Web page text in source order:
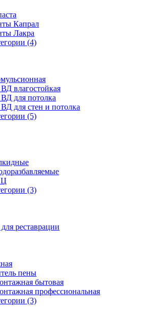
Капрал
Лакра
(4)
влагостойкая
для потолка
для стен и потолка
(5)
(3)
реставрации
пены
бытовая
профессиональная
(3)